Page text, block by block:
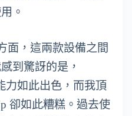
。
面，這兩款設備之間
到驚訝的是，
力如此出色，而我頂
卻如此糟糕。過去使